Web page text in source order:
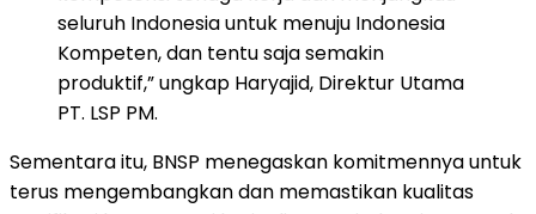
seluruh Indonesia untuk menuju Indonesia
Kompeten, dan tentu saja semakin
produktif,” ungkap Haryajid, Direktur Utama
PT. LSP PM.
Sementara itu, BNSP menegaskan komitmennya untuk
terus mengembangkan dan memastikan kualitas